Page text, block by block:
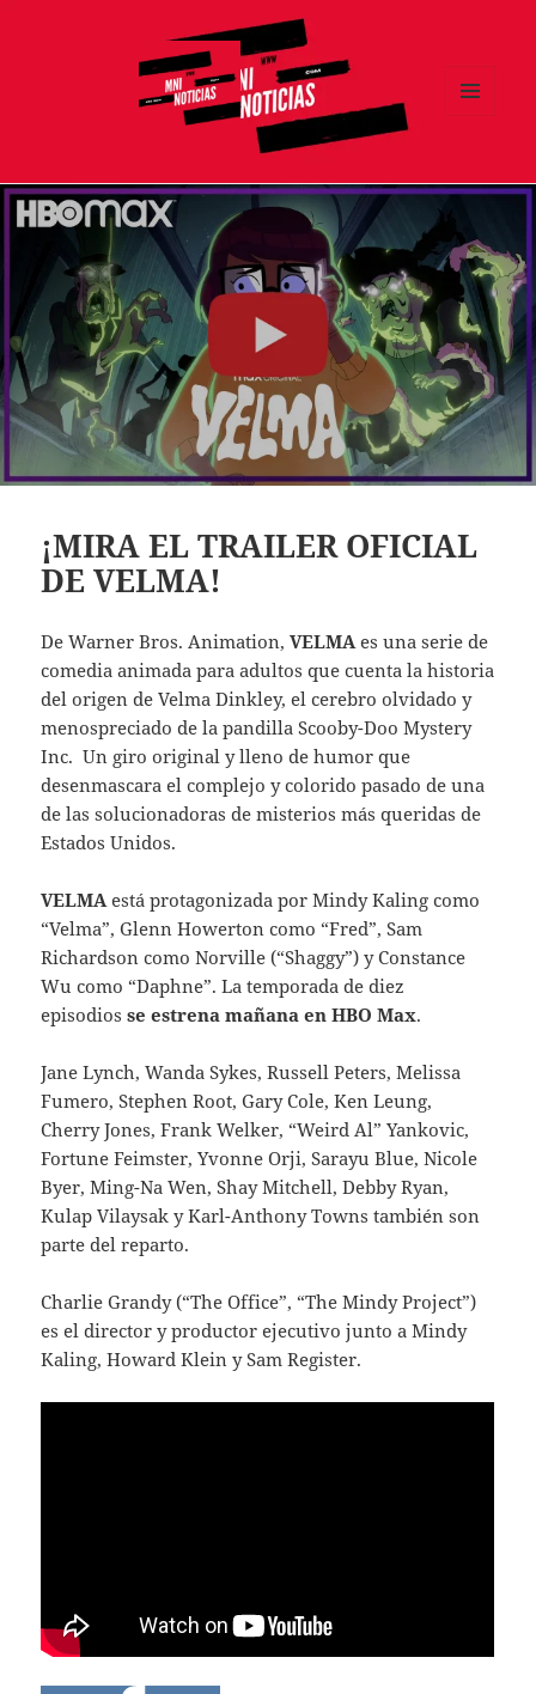
¡MIRA EL TRAILER OFICIAL
DE VELMA!
De Warner Bros. Animation,VELMA es una serie de
comedia animada para adultos que cuenta la historia
del origen de Velma Dinkley, el cerebro olvidado y
menospreciado de la pandilla Scooby-Doo Mystery
Inc. Un giro original y lleno de humor que
desenmascara el complejo y colorido pasado de una
de las solucionadoras de misterios más queridas de
Estados Unidos.
VELMA está protagonizada por Mindy Kaling como
“Velma”, Glenn Howerton como “Fred”, Sam
Richardson como Norville (“Shaggy”) y Constance
Wu como “Daphne”. La temporada de diez
episodiosse estrena mañana en HBO Max.
Jane Lynch, Wanda Sykes, Russell Peters, Melissa
Fumero, Stephen Root, Gary Cole, Ken Leung,
Cherry Jones, Frank Welker, “Weird Al” Yankovic,
Fortune Feimster, Yvonne Orji, Sarayu Blue, Nicole
Byer, Ming-Na Wen, Shay Mitchell, Debby Ryan,
Kulap Vilaysak y Karl-Anthony Towns también son
parte del reparto.
Charlie Grandy (“The Office”, “The Mindy Project”)
es el director y productor ejecutivo junto a Mindy
Kaling, Howard Klein y Sam Register.